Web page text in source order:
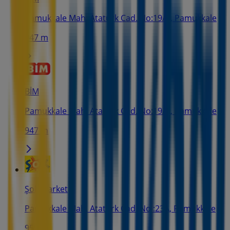
Pamukkale Mah. Atatürk Cad. No:19/A, Pamukkale
947 m
BİM
Pamukkale Mah. Atatürk Cad. No:19/A, Pamukkale
947 m
Şok Market
Pamukkale Mah. Atatürk Cad. No :23A, Pamukkale
959 m